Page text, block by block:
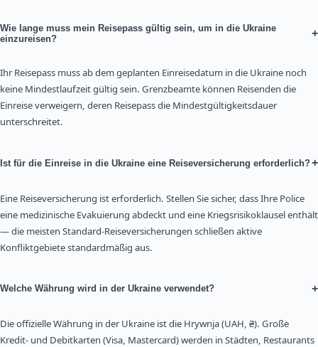
Wie lange muss mein Reisepass gültig sein, um in die Ukraine
einzureisen?
+
Ihr Reisepass muss ab dem geplanten Einreisedatum in die Ukraine noch
keine Mindestlaufzeit gültig sein. Grenzbeamte können Reisenden die
Einreise verweigern, deren Reisepass die Mindestgültigkeitsdauer
unterschreitet.
Ist für die Einreise in die Ukraine eine Reiseversicherung erforderlich?+
Eine Reiseversicherung ist erforderlich. Stellen Sie sicher, dass Ihre Police
eine medizinische Evakuierung abdeckt und eine Kriegsrisikoklausel enthält
— die meisten Standard-Reiseversicherungen schließen aktive
Konfliktgebiete standardmäßig aus.
Welche Währung wird in der Ukraine verwendet? +
Die offizielle Währung in der Ukraine ist die Hrywnja (UAH, ₴). Große
Kredit- und Debitkarten (Visa, Mastercard) werden in Städten, Restaurants